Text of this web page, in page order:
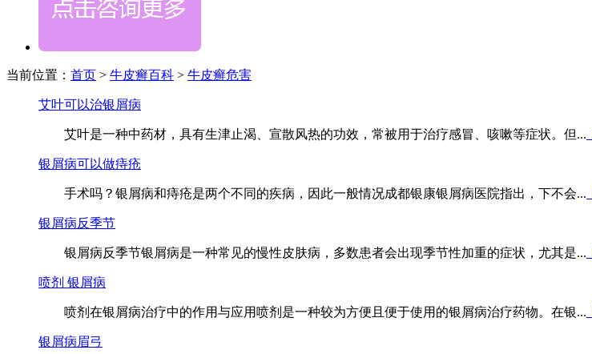
当前位置： 首页 > 牛皮癣百科 > 牛皮癣危害
艾叶可以治银屑病
艾叶是一种中药材，具有生津止渴、宣散风热的功效，常被用于治疗感冒、咳嗽等症状。但...
银屑病可以做痔疮
手术吗？银屑病和痔疮是两个不同的疾病，因此一般情况成都银康银屑病医院指出，下不会...
银屑病反季节
银屑病反季节银屑病是一种常见的慢性皮肤病，多数患者会出现季节性加重的症状，尤其是...
喷剂 银屑病
喷剂在银屑病治疗中的作用与应用喷剂是一种较为方便且便于使用的银屑病治疗药物。在银...
银屑病眉弓